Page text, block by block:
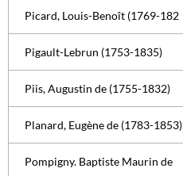
Picard, Louis-Benoît (1769-182
Pigault-Lebrun (1753-1835)
Piis, Augustin de (1755-1832)
Planard, Eugène de (1783-1853)
Pompigny. Baptiste Maurin de